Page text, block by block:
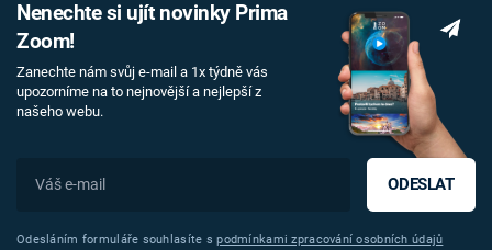
Nenechte si ujít novinky Prima
Zoom!
Zanechte nám svůj e-mail a 1x týdně vás
upozorníme na to nejnovější a nejlepší z
našeho webu.
ODESLAT
Odesláním formuláře souhlasíte spodmínkami zpracování osobních údajů